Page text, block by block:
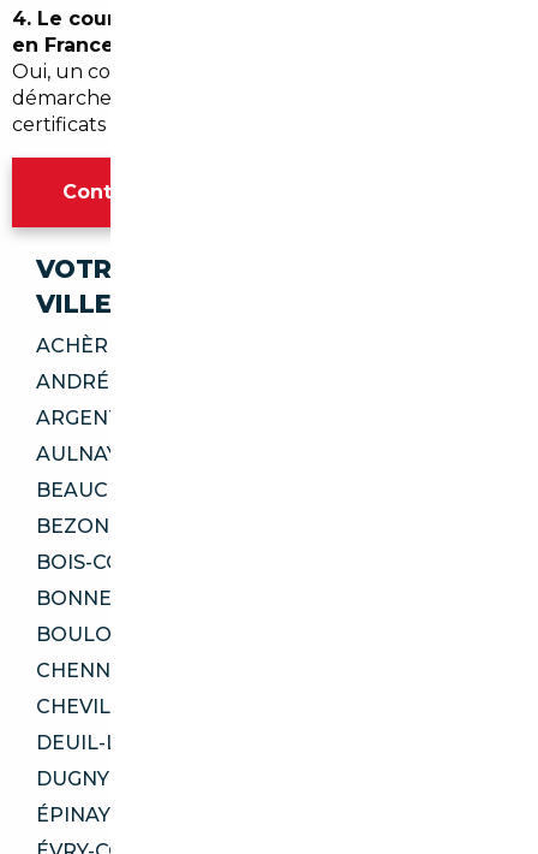
4. Le courtier s'occupe-t-il de l'immatriculation
en France ?
Oui, un courtier expérimenté gère l'ensemble des
démarches pour obtenir la carte grise française et les
certificats requis.
Contacter l'agence Paris
VOTRE IMPORT SÉCURISÉ DANS CES
VILLES
ACHÈRES 78260
ANDRÉSY 78570
ARGENTEUIL 95100
AULNAY-SOUS-BOIS 93600
BEAUCHAMP 95250
BEZONS 95870
BOIS-COLOMBES 92270
BONNEUIL-SUR-MARNE 94380
BOULOGNE-BILLANCOURT 92100
CHENNEVIÈRES-SUR-MARNE 94430
CHEVILLY-LARUE 94550
DEUIL-LA-BARRE 95170
DUGNY 93440
ÉPINAY-SUR-ORGE 91360